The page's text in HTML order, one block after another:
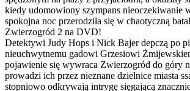
kiedy udomowiony szympans nieoczekiwanie
spokojna noc przerodziła się w chaotyczną
Zwierzogród 2 na DVD!
Detektywi Judy Hops i Nick Bajer depczą po
nieuchwytnemu gadowi Grzesiowi
pojawienie się wywraca Zwierzogród do góry
prowadzi ich przez nieznane dzielnice miasta
stopniowo odkrywają intrygę sięgającą